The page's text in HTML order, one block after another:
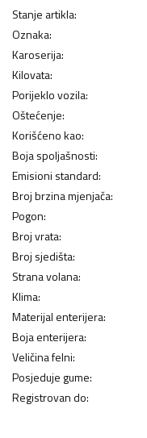
Stanje artikla:
Oznaka:
Karoserija:
Kilovata:
Porijeklo vozila:
Oštećenje:
Korišćeno kao:
Boja spoljašnosti:
Emisioni standard:
Broj brzina mjenjača:
Pogon:
Broj vrata:
Broj sjedišta:
Strana volana:
Klima:
Materijal enterijera:
Boja enterijera:
Veličina felni:
Posjeduje gume:
Registrovan do: